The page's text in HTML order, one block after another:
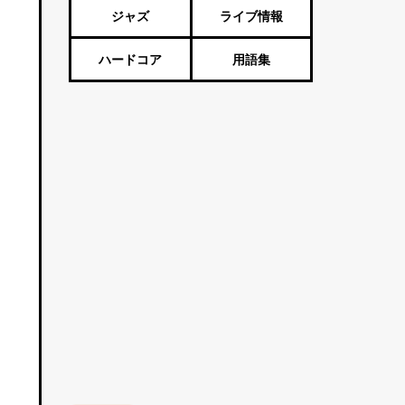
ジャズ ライブ情報
ハードコア 用語集